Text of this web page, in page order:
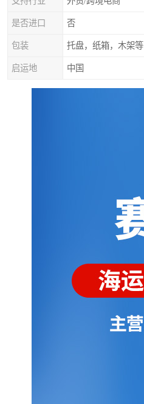
是否进口 否
包装 托盘，纸箱，木架等
启运地 中国